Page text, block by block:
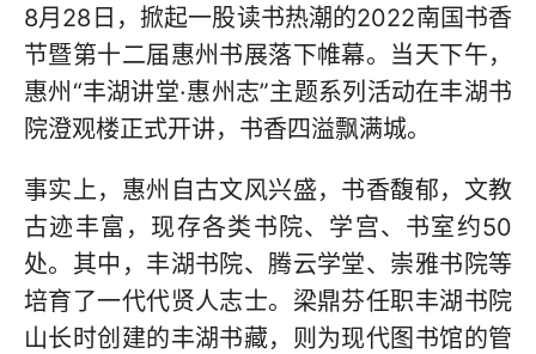
8月28日，掀起一股读书热潮的2022南国书香
节暨第十二届惠州书展落下帷幕。当天下午，
惠州“丰湖讲堂·惠州志”主题系列活动在丰湖书
院澄观楼正式开讲，书香四溢飘满城。
事实上，惠州自古文风兴盛，书香馥郁，文教
古迹丰富，现存各类书院、学宫、书室约50
处。其中，丰湖书院、腾云学堂、崇雅书院等
培育了一代代贤人志士。梁鼎芬任职丰湖书院
山长时创建的丰湖书藏，则为现代图书馆的管